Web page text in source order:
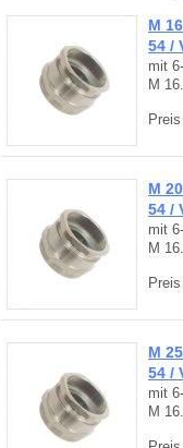
M
54 /
mit
M
M
54 /
mit
M
M
54 /
mit
M